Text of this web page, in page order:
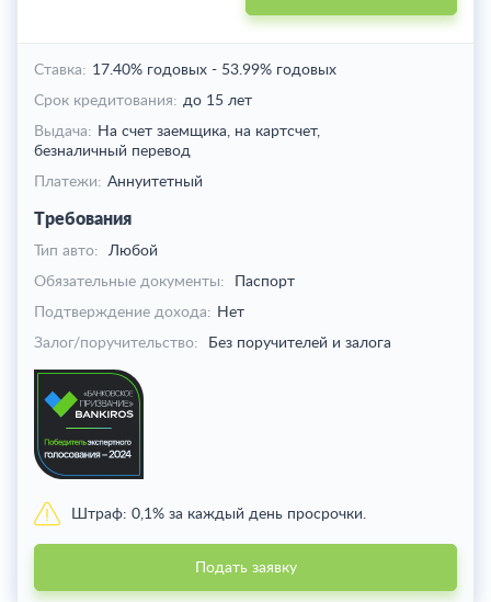
Ставка: 17.40% годовых - 53.99% годовых
Срок кредитования: до 15 лет
Выдача: На счет заемщика, на картсчет,
безналичный перевод
Платежи: Аннуитетный
Требования
Тип авто:
Любой
Обязательные документы:
Паспорт
Подтверждение дохода: Нет
Залог/поручительство:
Без поручителей и залога
Штраф: 0,1% за каждый день просрочки.
Подать заявку